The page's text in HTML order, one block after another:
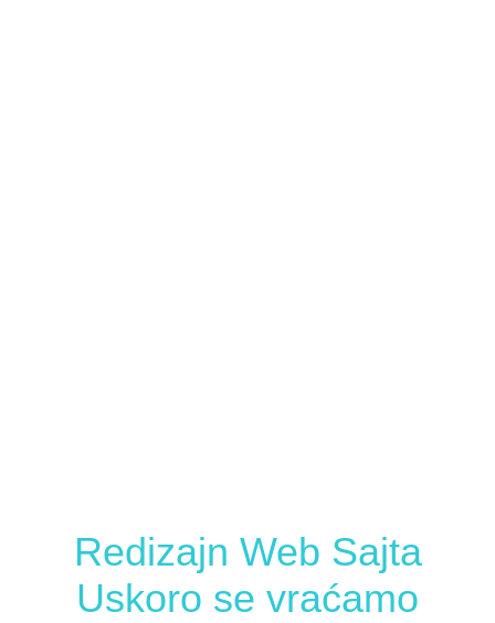
Redizajn Web Sajta
Uskoro se vraćamo